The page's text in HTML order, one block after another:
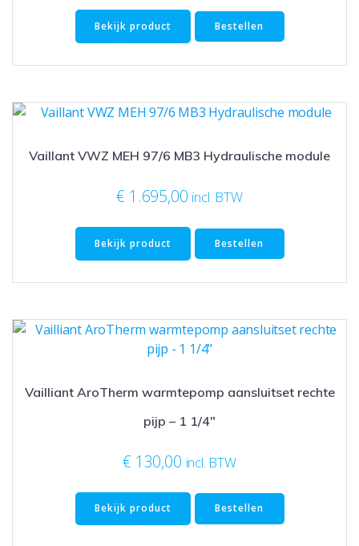
Bekijk product Bestellen
Vaillant VWZ MEH 97/6 MB3 Hydraulische module
€ 1.695,00 incl. BTW
Bekijk product Bestellen
Vailliant AroTherm warmtepomp aansluitset rechte
pijp – 1 1/4″
€ 130,00 incl. BTW
Bekijk product Bestellen